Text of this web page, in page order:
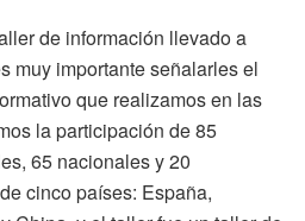
de información llevado a
muy importante señalarles el
que realizamos en las
la participación de 85
65 nacionales y 20
cinco países: España,